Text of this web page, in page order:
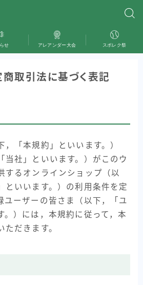
せ アレアンダー大会 スポレク祭
取引法に基づく表記
，「本規約」といいます。）
当社」といいます。）がこのウ
するオンラインショップ（以
といいます。）の利用条件を定
ユーザーの皆さま（以下，「ユ
。）には，本規約に従って，本
ただきます。